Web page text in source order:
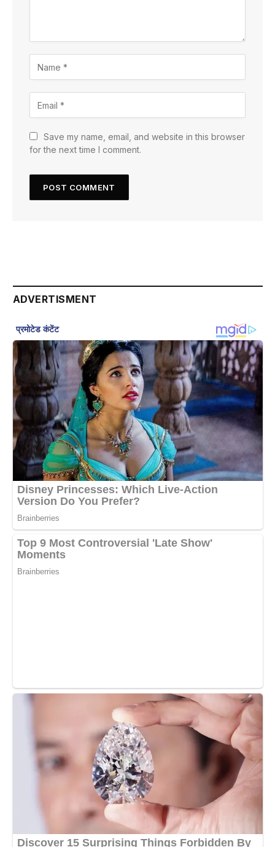
Save my name, email, and website in this browser
for the next time I comment.
ADVERTISMENT